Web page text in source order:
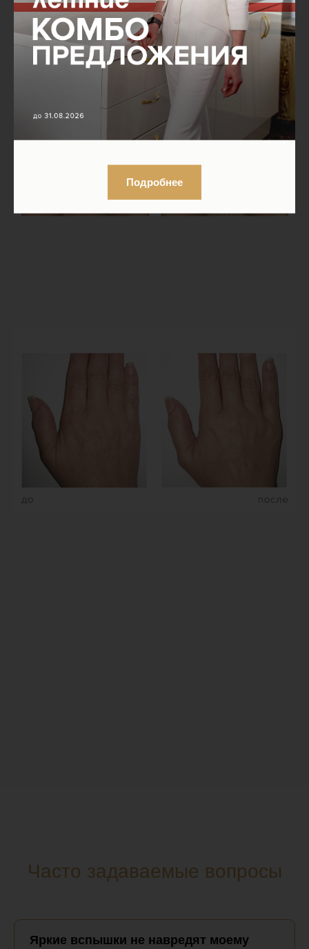
дней. Причем результат нарастает в
течение 4-8 недель и сохраняется в
среднем около полугода (в зависимости от
количества процедур и индивидуальных
особенностей организма).
Часто задаваемые вопросы
Яркие вспышки не навредят моему
Подробнее